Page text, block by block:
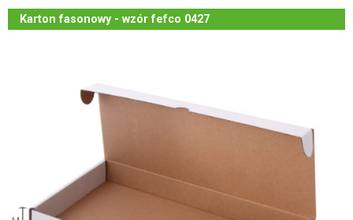
Karton fasonowy - wzór fefco 0427